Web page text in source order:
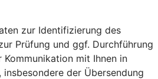
zur Identifizierung des
Prüfung und ggf. Durchführung
mit Ihnen in
insbesondere der Übersendung